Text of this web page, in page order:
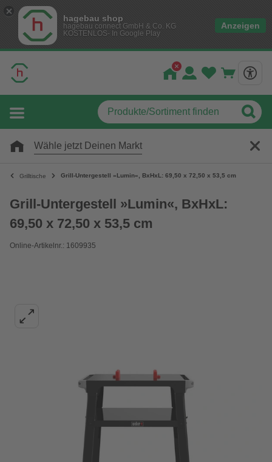
hagebau shop
hagebau connect GmbH & Co. KG
KOSTENLOS- In Google Play
Anzeigen
Wähle jetzt Deinen Markt
Grilltische Grill-Untergestell »Lumin«, BxHxL: 69,50 x 72,50 x 53,5 cm
Grill-Untergestell »Lumin«, BxHxL:
69,50 x 72,50 x 53,5 cm
Online-Artikelnr.: 1609935